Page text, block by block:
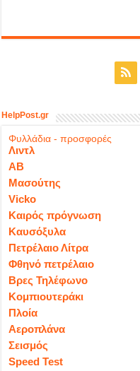
HelpPost.gr
Φυλλάδια - προσφορές
Λιντλ
ΑΒ
Μασούτης
Vicko
Καιρός πρόγνωση
Καυσόξυλα
Πετρέλαιο Λίτρα
Φθηνό πετρέλαιο
Βρες Τηλέφωνο
Κομπιουτεράκι
Πλοία
Αεροπλάνα
Σεισμός
Speed Test